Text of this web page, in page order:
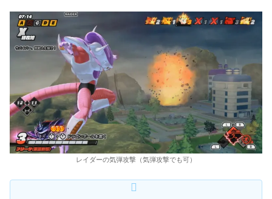
レイダーの気弾攻撃（気弾攻撃でも可）